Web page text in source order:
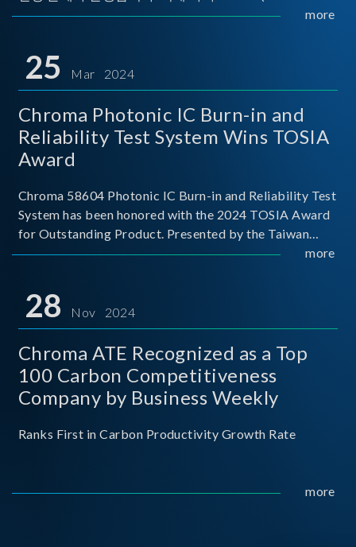
Implementers Forum)는 USB Power Delivery(PD) 전력
서는 USB PD를 지원하는 다양한 제품들이 출시되고 있
습니다. 스마트폰, 디지털 카메라, 모바일 기기, 외장 스토
리지, 노트북, 디스플레이 등에서 하나의
more
25 Mar 2024
Chroma Photonic IC Burn-in and
Reliability Test System Wins TOSIA
Award
Chroma 58604 Photonic IC Burn-in and Reliability Test
System has been honored with the 2024 TOSIA Award
for Outstanding Product. Presented by the Taiwan
Optoelectronic and Semiconductor Industry
for thei
more
28 Nov 2024
Chroma ATE Recognized as a Top
100 Carbon Competitiveness
Company by Business Weekly
Ranks First in Carbon Productivity Growth Rate
more